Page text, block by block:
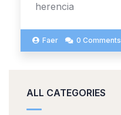
herencia
Faer 0 Comments
ALL CATEGORIES